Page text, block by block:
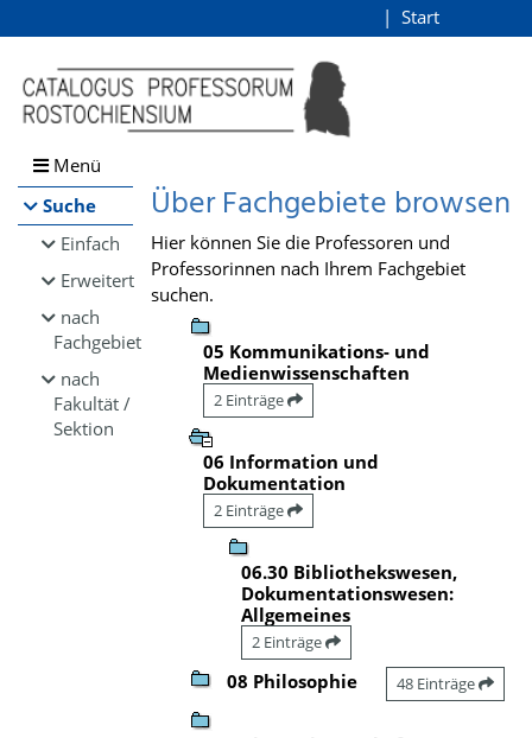
Browsen
direkt zum Inhalt
Start
Menü
Suche
Einfach
Erweitert
nach
Fachgebiet
nach
Fakultät /
Sektion
Über Fachgebiete browsen
Hier können Sie die Professoren und
Professorinnen nach Ihrem Fachgebiet
suchen.
05 Kommunikations- und
Medienwissenschaften
2 Einträge
06 Information und
Dokumentation
2 Einträge
06.30 Bibliothekswesen,
Dokumentationswesen:
Allgemeines
2 Einträge
08 Philosophie 48 Einträge